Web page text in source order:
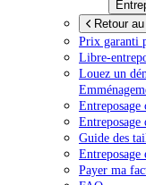
Retour
Prix garanti
Libre-
Louez un
Entreposage
Entreposage
Guide des
Entreposage
Payer ma